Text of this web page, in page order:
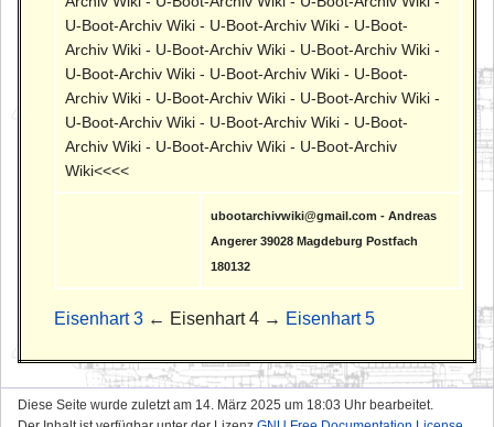
U-Boot-Archiv Wiki - U-Boot-Archiv Wiki - U-Boot-
Archiv Wiki - U-Boot-Archiv Wiki - U-Boot-Archiv Wiki -
U-Boot-Archiv Wiki - U-Boot-Archiv Wiki - U-Boot-
Archiv Wiki - U-Boot-Archiv Wiki - U-Boot-Archiv Wiki -
U-Boot-Archiv Wiki - U-Boot-Archiv Wiki - U-Boot-
Archiv Wiki - U-Boot-Archiv Wiki - U-Boot-Archiv
Wiki<<<<
ubootarchivwiki@gmail.com - Andreas
Angerer 39028 Magdeburg Postfach
180132
Eisenhart 3 ← Eisenhart 4 → Eisenhart 5
Diese Seite wurde zuletzt am 14. März 2025 um 18:03 Uhr bearbeitet.